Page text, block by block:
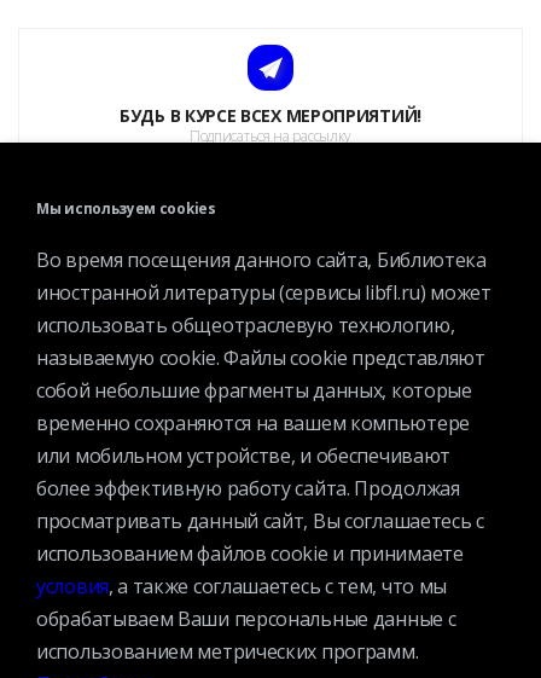
БУДЬ В КУРСЕ ВСЕХ МЕРОПРИЯТИЙ!
Подписаться на рассылку
ПРИСОЕДИНЯЙТЕСЬ
МЕРОПРИЯТИЯ
НОВОСТИ
СТРУКТУРА
О БИБЛИОТЕКЕ
Мы используем cookies
Во время посещения данного сайта, Библиотека
иностранной литературы (сервисы libfl.ru) может
использовать общеотраслевую технологию,
называемую cookie. Файлы cookie представляют
собой небольшие фрагменты данных, которые
временно сохраняются на вашем компьютере
или мобильном устройстве, и обеспечивают
более эффективную работу сайта. Продолжая
просматривать данный сайт, Вы соглашаетесь с
использованием файлов cookie и принимаете
условия, а также соглашаетесь с тем, что мы
обрабатываем Ваши персональные данные с
использованием метрических программ.